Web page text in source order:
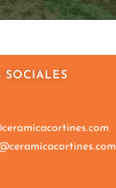
SOCIALES